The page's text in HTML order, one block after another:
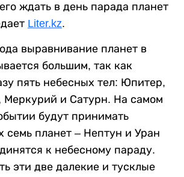
ждать в день парада планет
Liter.kz.
выравнивание планет в
большим, так как
пять небесных тел: Юпитер,
Меркурий и Сатурн. На самом
будут принимать
семь планет – Нептун и Уран
к небесному параду.
эти две далекие и тусклые